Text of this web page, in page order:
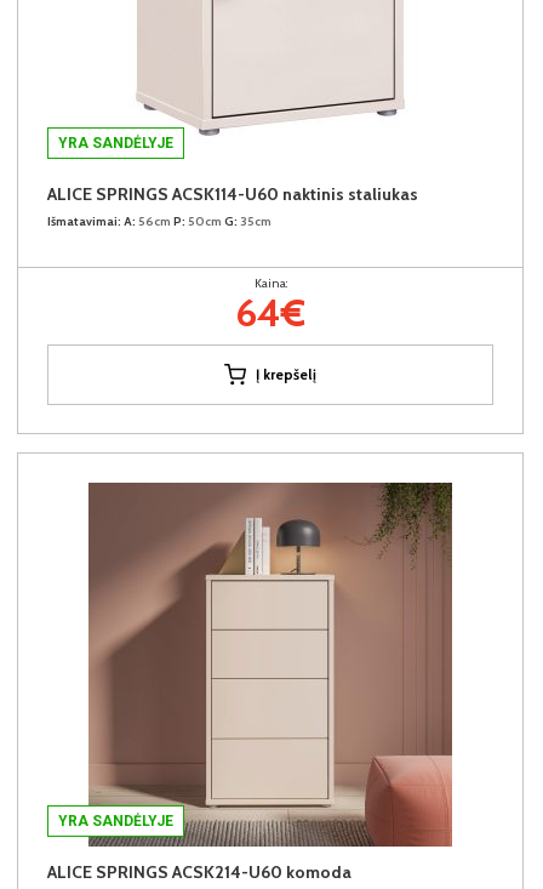
YRA SANDĖLYJE
ALICE SPRINGS ACSK114-U60 naktinis staliukas
Išmatavimai: A: 56cm P: 50cm G: 35cm
Kaina:
64€
Į krepšelį
YRA SANDĖLYJE
ALICE SPRINGS ACSK214-U60 komoda